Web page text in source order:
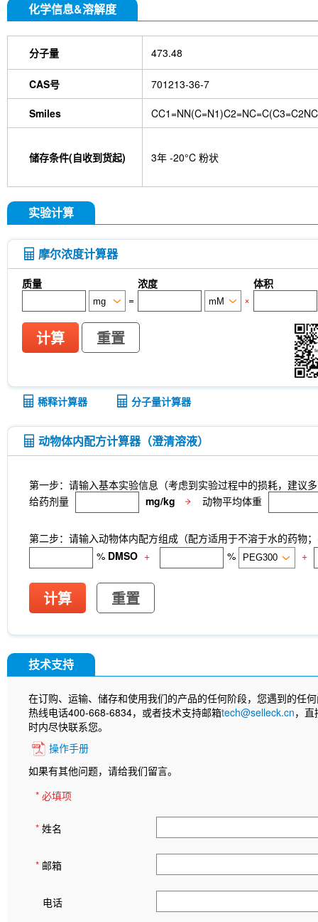
化学信息&溶解度
分子量 473.48
CAS号 701213-36-7
Smiles
储存条件(自收到货起) 3年 -20°C 粉状
实验计算
摩尔浓度计算器
质量 浓度
体积
=
×
计算 重置
稀释计算器 分子量计算器
动物体内配方计算器（澄清溶液）
第一步：请输入基本实验信息（考虑到实验过程中的损耗，建议
给药剂量
mg/kg 动物平均体重
第二步：请输入动物体内配方组成（配方适用于不溶于水的药物
% DMSO + % +
计算 重置
技术支持
在订购、运输、储存和使用我们的产品的任何阶段，您遇到的任
热线电话400-668-6834，或者技术支持邮箱tech@selleck.cn，
时内尽快联系您。
操作手册
如果有其他问题，请给我们留言。
* 必填项
* 姓名
* 邮箱
电话